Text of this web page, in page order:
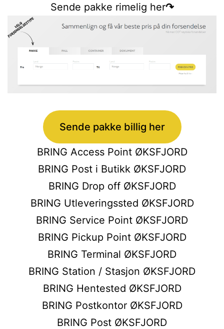
Sende pakke rimelig her↷
Sende pakke billig her
BRING Access Point ØKSFJORD
BRING Post i Butikk ØKSFJORD
BRING Drop off ØKSFJORD
BRING Utleveringssted ØKSFJORD
BRING Service Point ØKSFJORD
BRING Pickup Point ØKSFJORD
BRING Terminal ØKSFJORD
BRING Station / Stasjon ØKSFJORD
BRING Hentested ØKSFJORD
BRING Postkontor ØKSFJORD
BRING Post ØKSFJORD